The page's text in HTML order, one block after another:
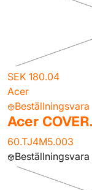
SEK 180.04
Acer
Beställningsvara
Acer
60.TJ4M5.003
Beställningsvara